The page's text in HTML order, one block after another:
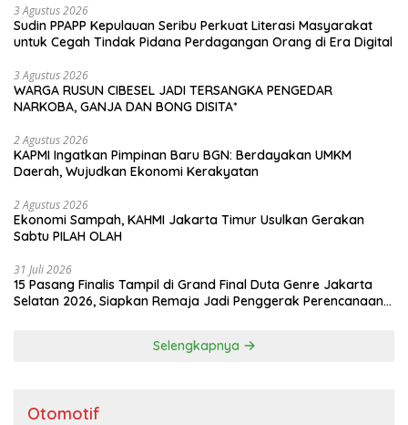
Jaya*
3 Agustus 2026
Sudin PPAPP Kepulauan Seribu Perkuat Literasi Masyarakat
untuk Cegah Tindak Pidana Perdagangan Orang di Era Digital
3 Agustus 2026
WARGA RUSUN CIBESEL JADI TERSANGKA PENGEDAR
NARKOBA, GANJA DAN BONG DISITA*
2 Agustus 2026
KAPMI Ingatkan Pimpinan Baru BGN: Berdayakan UMKM
Daerah, Wujudkan Ekonomi Kerakyatan
2 Agustus 2026
Ekonomi Sampah, KAHMI Jakarta Timur Usulkan Gerakan
Sabtu PILAH OLAH
31 Juli 2026
15 Pasang Finalis Tampil di Grand Final Duta Genre Jakarta
Selatan 2026, Siapkan Remaja Jadi Penggerak Perencanaan
Selengkapnya
Otomotif